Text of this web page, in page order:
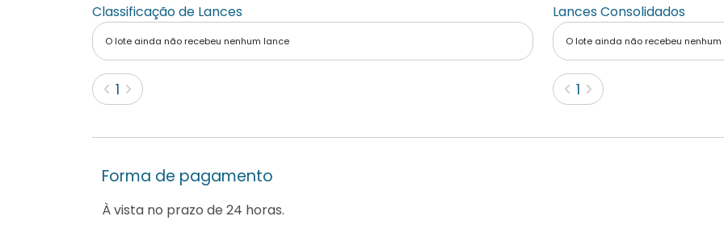
Classificação de Lances
O lote ainda não recebeu nenhum lance
1 (current)
Lances Consolidados
O lote ainda não recebeu
1 (current)
Forma de pagamento
À vista no prazo de 24 horas.